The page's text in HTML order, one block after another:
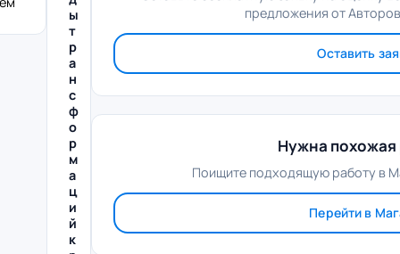
ы
т
р
а
н
с
ф
о
р
м
а
ц
и
й
к
предложения от
Оставить
Нужна похожая
Поищите подходящую работу в
Перейти в